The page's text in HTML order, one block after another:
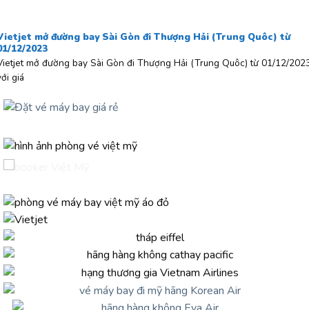
mở đường bay Sài Gòn đi Thượng Hải (Trung Quôc) từ
12/2023
mở đường bay Sài Gòn đi Thượng Hải (Trung Quôc) từ 01/12/
giá